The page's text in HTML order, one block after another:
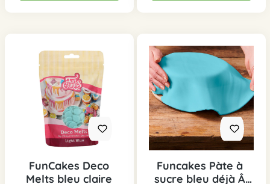
FunCakes Deco
Melts bleu claire
Funcakes Pàte à
sucre bleu déjà Â